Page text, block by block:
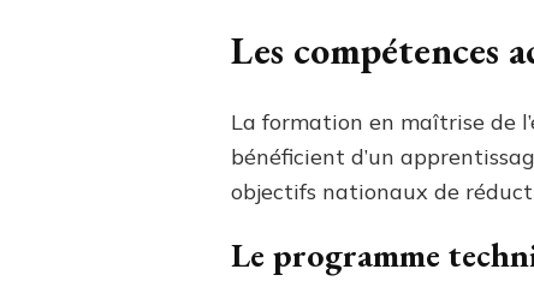
Les compétences
La formation en maîtrise de
bénéficient d’un
objectifs nationaux de
Le programme